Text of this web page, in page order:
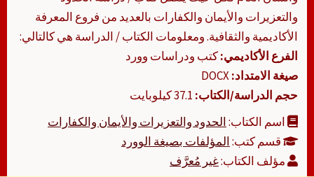
والتعزيرات والأيمان والكفارات بالعديد من فروع المعرفة
الأكاديمية والثقافية. ومعلومات الكتاب / الدراسة هي كالتالي:
الفرع الأكاديمي:كتب ودراسات وورد
صيغة الامتداد:
حجم الدراسة/الكتاب:
اسم الكتاب:الحدود والتعزيرات والأيمان والكفارات
قسم كتب:المؤلفات بصيغة الوورد
مؤلف الكتاب:غير مُعرَّف